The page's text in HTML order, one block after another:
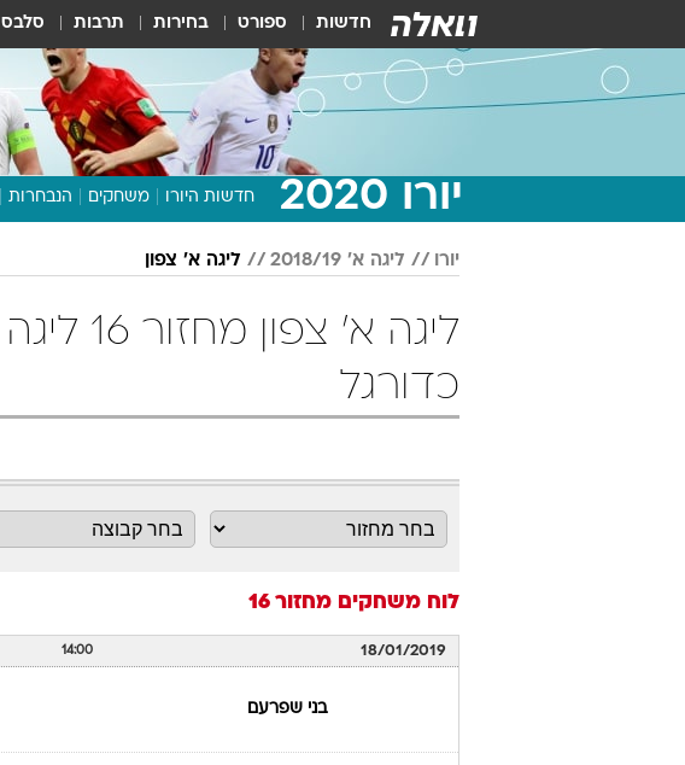
חדשות ספורט בחירות תרבות סלבס
יורו 2020 חדשות היורו משחקים הנבחרות
יורו ליגה א' 2018/19 ליגה א' צפון
כדורגל
לוח משחקים מחזור 16
18/01/2019
14:00
בני שפרעם